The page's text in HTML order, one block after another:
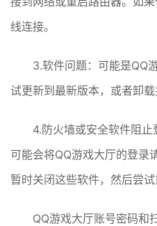
线连接。
3.软件问题：可能是QQ
试更新到最新版本，或者卸载
4.防火墙或安全软件阻
可能会将QQ游戏大厅的登录
暂时关闭这些软件，然后尝试
QQ游戏大厅账号密码和